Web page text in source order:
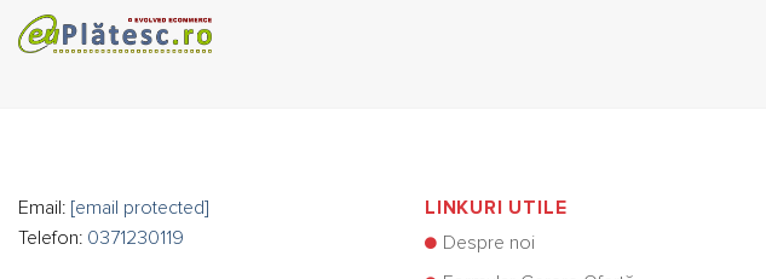
Email: [email protected]
Telefon: 0371230119
LINKURI UTILE
Despre noi